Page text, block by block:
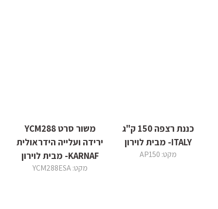
כננת רצפה 150 ק"ג
ITALY- מבית לוירון
מקט: AP150
משור סרט YCM288
ירידה ועלייה הידראולית
KARNAF- מבית לוירון
מקט: YCM288ESA